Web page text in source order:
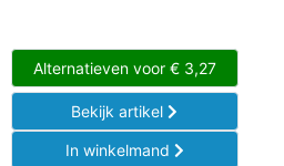
Alternatieven voor €3,27
Bekijk artikel
In winkelmand